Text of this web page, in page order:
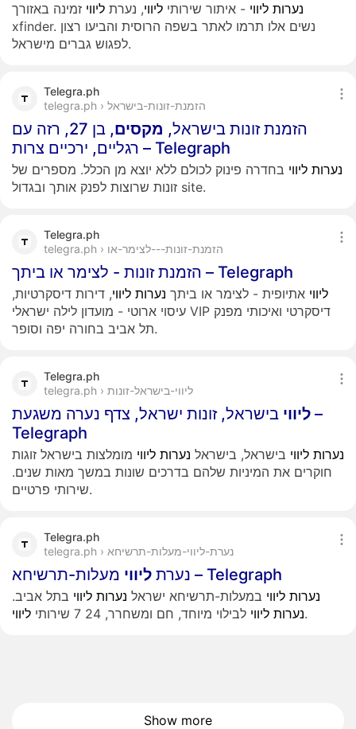
נערות ליווי - איתור שירותי ליווי, נערת ליווי זמינה באזורך
xfinder. נשים אלו תרמו לאתר בשפה הרוסית והביעו רצון
לפגוש גברים מישראל.
Telegra.ph
telegra.ph › הזמנת-זונות-בישראל
הזמנת זונות בישראל, מקסים
, בן 27, רזה עם
רגליים, ירכיים צרות – Telegraph
נערות ליווי בחדרה פינוק לכולם ללא יוצא מן הכלל. מספרים של
זונות שרוצות לפנק אותך ובגדול site.
Telegra.ph
telegra.ph › הזמנת-זונות---לצימר-או
הזמנת זונות - לצימר או ביתך – Telegraph
ליווי אתיופית - לצימר או ביתך נערות ליווי, דירות דיסקרטיות,
עיסוי ארוטי - מועדון לילה ישראלי VIP דיסקרטי ואיכותי מפנק
תל אביב בחורה יפה וסופר.
Telegra.ph
telegra.ph › ליווי-בישראל-זונות
ליווי בישראל, זונות ישראל, צדף נערה משגעת –
Telegraph
נערות ליווי בישראל, בישראל נערות ליווי מומלצות בישראל זוגות
חוקרים את המיניות שלהם בדרכים שונות במשך מאות שנים.
שירותי פרטיים.
Telegra.ph
telegra.ph › נערת-ליווי-מעלות-תרשיחא
נערת ליווי מעלות-תרשיחא – Telegraph
נערות ליווי במעלות-תרשיחא ישראל נערות ליווי בתל אביב.
נערות ליווי לבילוי מיוחד, חם ומשחרר, 24 7 שירותי ליווי .
Show more